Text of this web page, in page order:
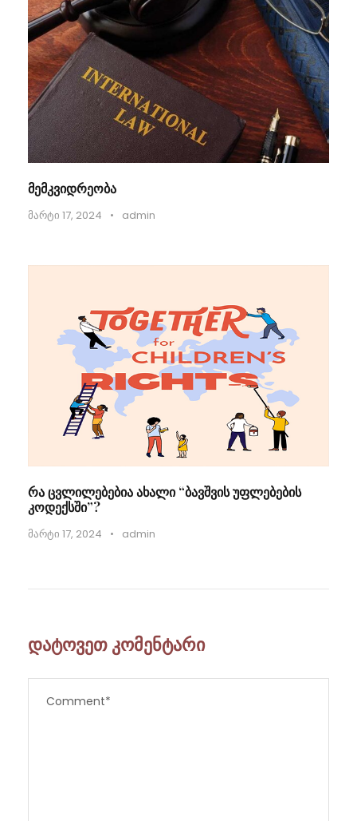
მემკვიდრეობა
მარტი 17, 2024 • admin
რა ცვლილებებია ახალი “ბავშვის უფლებების
კოდექსში”?
მარტი 17, 2024 • admin
დატოვეთ კომენტარი